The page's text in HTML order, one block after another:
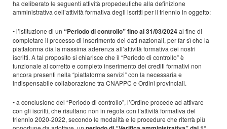
ha deliberato le seguenti attività propedeutiche alla definizione
amministrativa dell’attività formativa degli iscritti per il triennio in oggetto:
• l’istituzione di un “Periodo di controllo” fino al 31/03/2024al fine di
completare il processo di inserimento dei dati nazionali, per far sì che la
piattaforma dia la massima aderenza all’attività formativa dei nostri
iscritti. A tal proposito si chiarisce che il “Periodo di controllo” è
funzionale al corretto e completo inserimento dei crediti formativi non
ancora presenti nella “piattaforma servizi” con la necessaria e
indispensabile collaborazione tra CNAPPC e Ordini provinciali.
• a conclusione del “Periodo di controllo”, l’Ordine procede ad attivare
con gli iscritti, che risultano non in regola con l’attività formativa del
triennio 2020-2022, secondo le modalità e le procedure che riterrà più